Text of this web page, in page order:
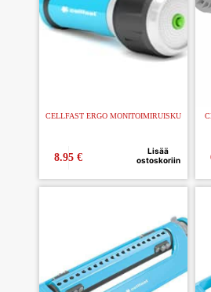
CELLFAST ERGO MONITOIMIRUISKU
8.95€
Lisää
ostoskoriin